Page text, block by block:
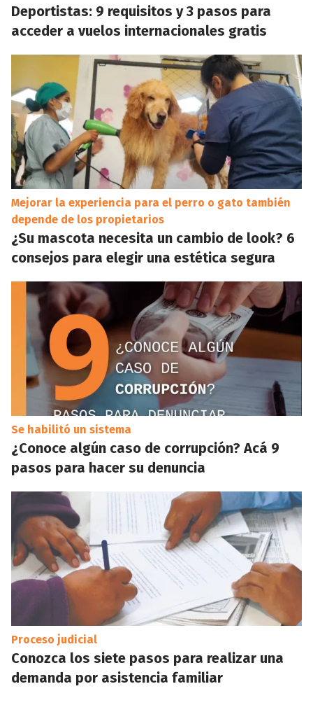
Deportistas: 9 requisitos y 3 pasos para
acceder a vuelos internacionales gratis
Mejorar la experiencia para el perro o gato también
depende de los propietarios
¿Su mascota necesita un cambio de look? 6
consejos para elegir una estética segura
Se habilitó un sistema
¿Conoce algún caso de corrupción? Acá 9
pasos para hacer su denuncia
Proceso judicial
Conozca los siete pasos para realizar una
demanda por asistencia familiar